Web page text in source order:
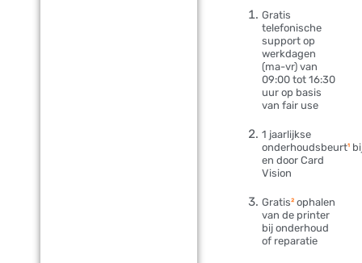
Gratis
telefonische
support op
werkdagen
(ma-vr) van
09:00 tot 16:30
uur op basis
van fair use
1 jaarlijkse
onderhoudsbeurt¹
en door Card
Vision
Gratis² ophalen
van de printer
bij onderhoud
of reparatie